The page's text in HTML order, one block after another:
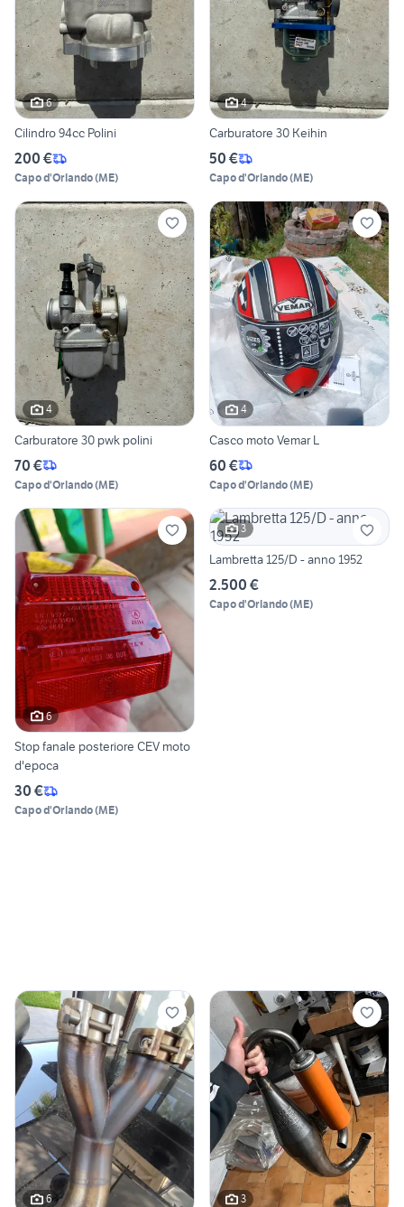
6
Cilindro 94cc Polini
200 €
Capo d'Orlando(ME)
4
Carburatore 30 Keihin
50 €
Capo d'Orlando(ME)
4
Carburatore 30 pwk polini
70 €
Capo d'Orlando(ME)
4
Casco moto Vemar L
60 €
Capo d'Orlando(ME)
6
Stop fanale posteriore CEV moto
d'epoca
30 €
Capo d'Orlando(ME)
3
Lambretta 125/D - anno 1952
2.500 €
Capo d'Orlando(ME)
6 3